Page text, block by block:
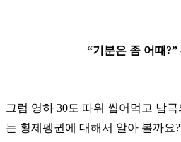
“기분은 좀 어때?”
그럼 영하 30도 따위 씹어먹고 남
는 황제펭귄에 대해서 알아 볼까요?